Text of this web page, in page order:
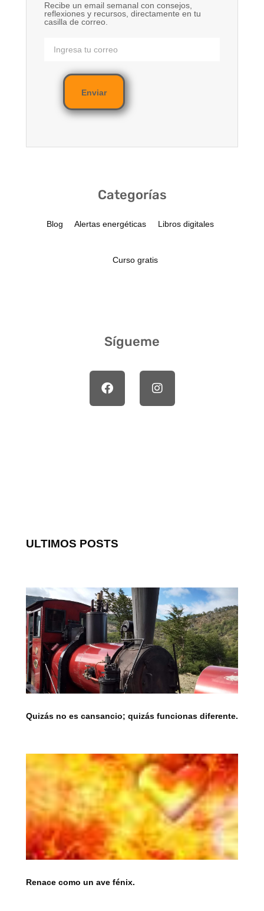
Recibe un email semanal con consejos,
reflexiones y recursos, directamente en tu
casilla de correo.
Enviar
Categorías
Blog Alertas energéticas Libros digitales
Curso gratis
Sígueme
ULTIMOS POSTS
Quizás no es cansancio; quizás funcionas diferente.
Renace como un ave fénix.